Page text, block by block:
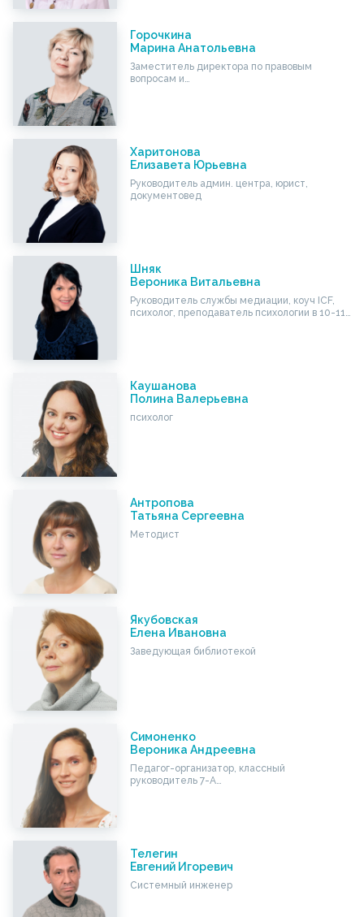
Горочкина
Марина Анатольевна
Заместитель директора по правовым
вопросам и…
Харитонова
Елизавета Юрьевна
Руководитель админ. центра, юрист,
документовед
Шняк
Вероника Витальевна
Руководитель службы медиации, коуч ICF,
психолог, преподаватель психологии в 10-11…
Каушанова
Полина Валерьевна
психолог
Антропова
Татьяна Сергеевна
Методист
Якубовская
Елена Ивановна
Заведующая библиотекой
Симоненко
Вероника Андреевна
Педагог-организатор, классный
руководитель 7-А…
Телегин
Евгений Игоревич
Системный инженер